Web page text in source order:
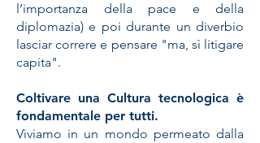
l’importanza della pace e della
diplomazia) e poi durante un diverbio
lasciar correre e pensare "ma, sì litigare
capita".
Coltivare una Cultura tecnologica è
fondamentale per tutti.
Viviamo in un mondo permeato dalla